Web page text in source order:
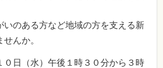
いのある方など地域の方を支える新
んか。
０日（水）午後１時３０分から３時